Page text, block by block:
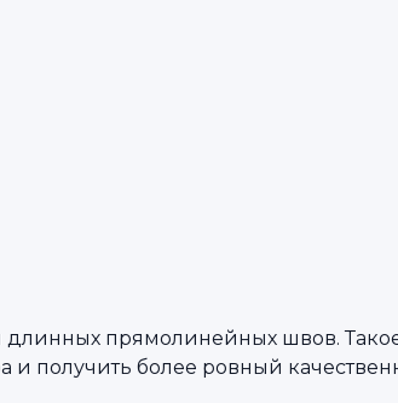
прямолинейных швов.
и получить более ровный